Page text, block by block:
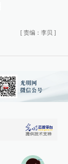
[ 责编：李贝 ]